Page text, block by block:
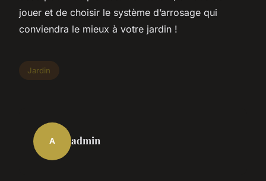
jouer et de choisir le système d’arrosage qui
conviendra le mieux à votre jardin !
Jardin
A admin